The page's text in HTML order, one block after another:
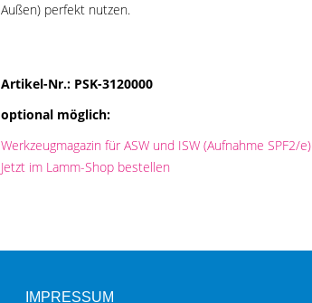
Außen) perfekt nutzen.
Artikel-Nr.: PSK-3120000
optional möglich:
Werkzeugmagazin für ASW und ISW (Aufnahme SPF2/e)
Jetzt im Lamm-Shop bestellen
IMPRESSUM